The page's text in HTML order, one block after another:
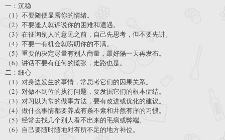
一：沉稳
（1）不要随便显露你的情绪。
（2）不要逢人就诉说你的困难和遭遇。
（3）在征询别人的意见之前，自己先思考，但不要先讲。
（4）不要一有机会就唠叨你的不满。
（5）重要的决定尽量有别人商量，最好隔一天再发布。
（6）讲话不要有任何的慌张，走路也是。
二：细心
（1）对身边发生的事情，常思考它们的因果关系。
（2）对做不到位的执行问题，要发掘它们的根本症结。
（3）对习以为常的做事方法，要有改进或优化的建议。
（4）做什么事情都要养成有条不紊和井然有序的习惯。
（5）经常去找几个别人看不出来的毛病或弊端。
（6）自己要随时随地对有所不足的地方补位。